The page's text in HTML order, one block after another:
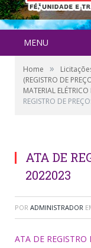
MENU
Home »
(REGISTRO DE
MATERIAL
REGISTRO DE
ATA DE
2022023
POR ADMINISTRADOR
ATA DE REGISTRO